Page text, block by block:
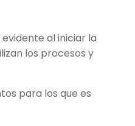
al iniciar la
los procesos y
para los que es